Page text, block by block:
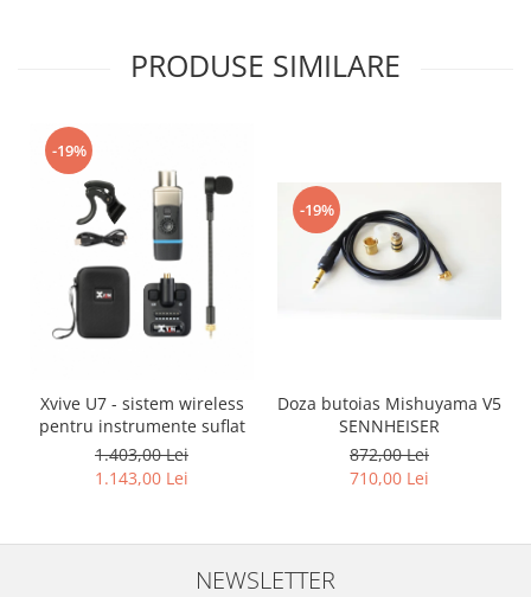
PRODUSE SIMILARE
-19%
Xvive U7 - sistem wireless
pentru instrumente suflat
1.403,00 Lei
1.143,00 Lei
-19%
Doza butoias Mishuyama V5
SENNHEISER
872,00 Lei
710,00 Lei
NEWSLETTER